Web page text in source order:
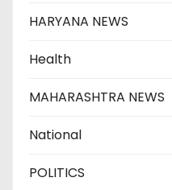
HARYANA NEWS
Health
MAHARASHTRA NEWS
National
POLITICS